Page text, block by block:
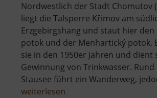
Nordwestlich der Stadt Chomutov
liegt die Talsperre Křimov am
Erzgebirgshang und staut hier den
potok und der Menhartický potok.
sie in den 1950er Jahren und dient
Gewinnung von Trinkwasser.
Stausee führt ein Wanderweg,
weiterlesen